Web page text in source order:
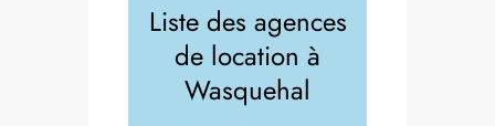
Liste des agences
de location à
Wasquehal